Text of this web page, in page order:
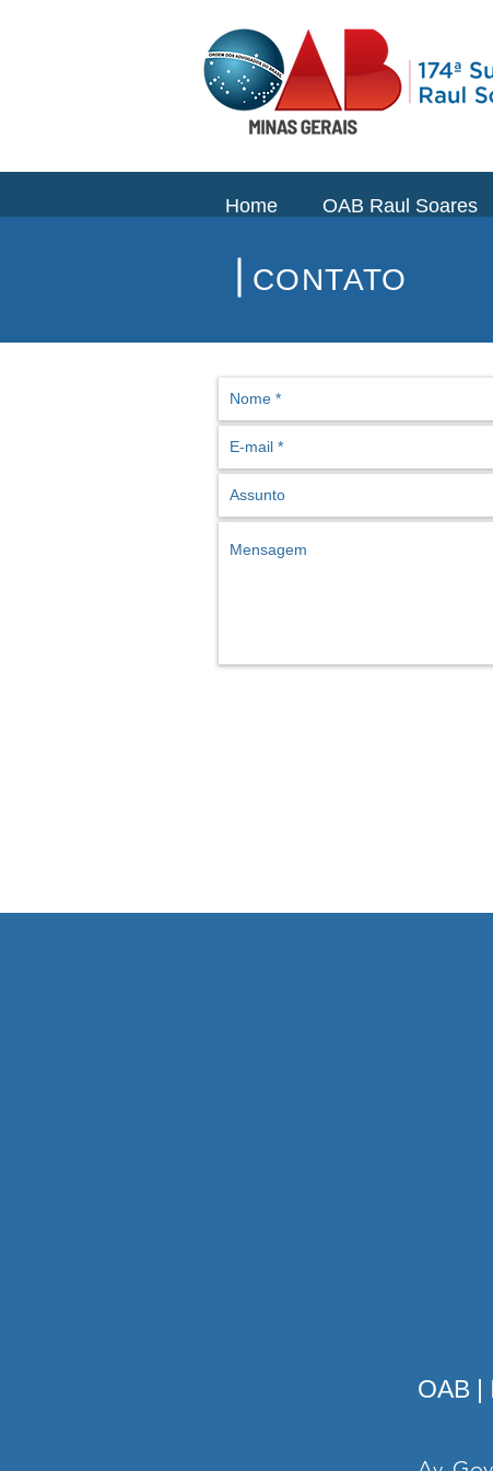
Home OAB Raul Soares
CONTATO
OAB |